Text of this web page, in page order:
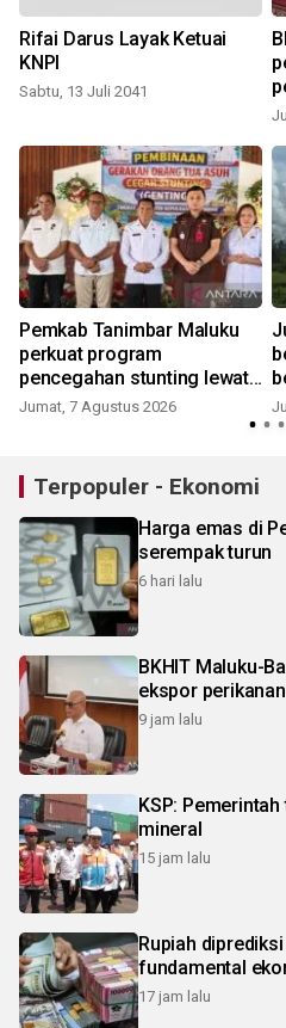
Rifai Darus Layak Ketuai
KNPI
Sabtu, 13 Juli 2041
Pemkab Tanimbar Maluku
perkuat program
pencegahan stunting lewat
Genting 2026
Jumat, 7 Agustus 2026
Terpopuler - Ekonomi
Harga emas di
serempak turun
6 hari lalu
BKHIT Maluku-
ekspor
9 jam lalu
KSP:
mineral
15 jam lalu
Rupiah
fundamental
17 jam lalu